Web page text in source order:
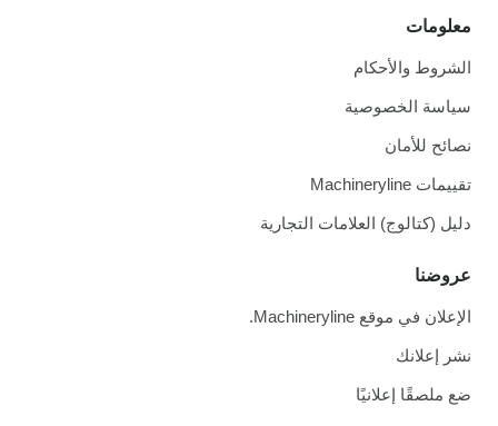
معلومات
الشروط والأحكام
سياسة الخصوصية
نصائح للأمان
تقييمات Machineryline
دليل (كتالوج) العلامات التجارية
عروضنا
الإعلان في موقع Machineryline.
نشر إعلانك
ضع ملصقًا إعلانيًا